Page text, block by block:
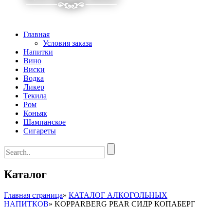
Главная
Условия заказа
Напитки
Вино
Виски
Водка
Ликер
Текила
Ром
Коньяк
Шампанское
Сигареты
Каталог
Главная страница» КАТАЛОГ АЛКОГОЛЬНЫХ
НАПИТКОВ» KOPPARBERG PEAR СИДР КОПАБЕРГ